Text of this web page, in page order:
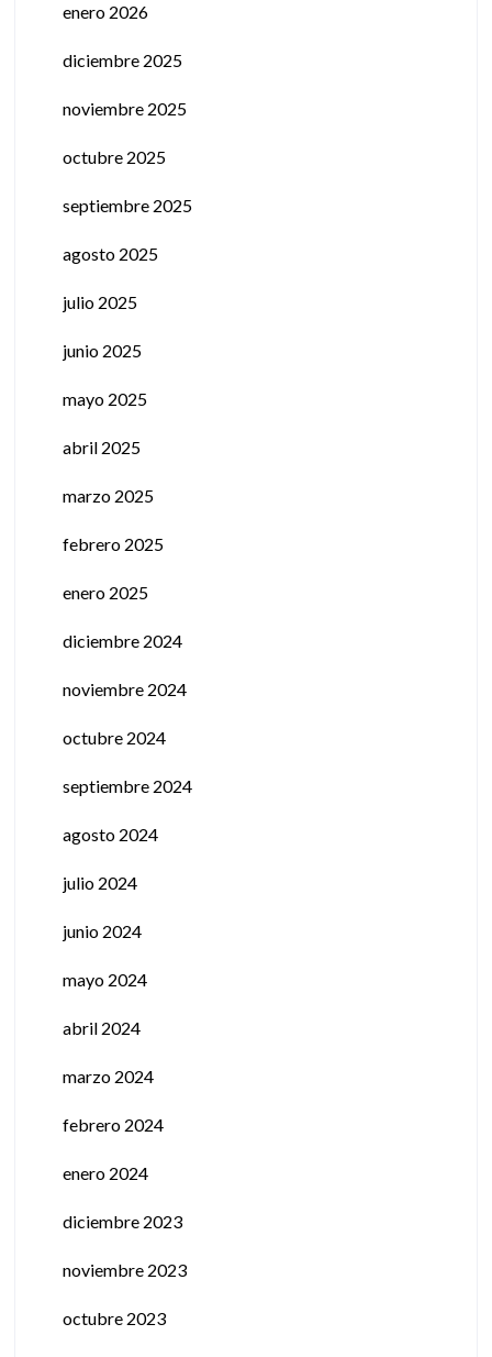
enero 2026
diciembre 2025
noviembre 2025
octubre 2025
septiembre 2025
agosto 2025
julio 2025
junio 2025
mayo 2025
abril 2025
marzo 2025
febrero 2025
enero 2025
diciembre 2024
noviembre 2024
octubre 2024
septiembre 2024
agosto 2024
julio 2024
junio 2024
mayo 2024
abril 2024
marzo 2024
febrero 2024
enero 2024
diciembre 2023
noviembre 2023
octubre 2023